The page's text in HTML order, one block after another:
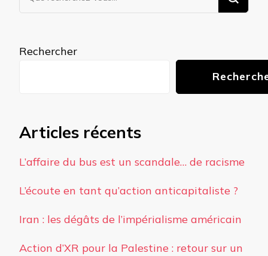
recherchiez
Rechercher
Articles récents
L’affaire du bus est un scandale… de racisme
L’écoute en tant qu’action anticapitaliste ?
Iran : les dégâts de l’impérialisme américain
Action d’XR pour la Palestine : retour sur un